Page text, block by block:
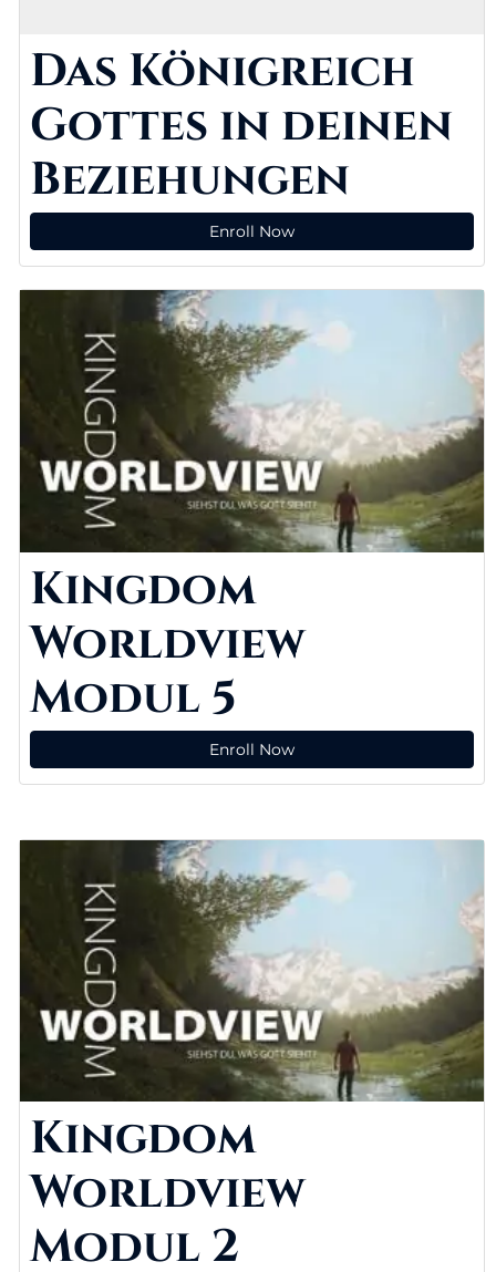
Das Königreich
Gottes in deinen
Beziehungen
Enroll Now
Kingdom
Worldview
Modul 5
Enroll Now
Kingdom
Worldview
Modul 2